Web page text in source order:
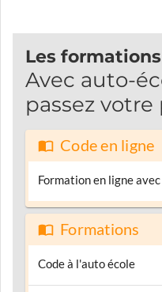
Les formations
Avec auto-
passez
Code en ligne
Formation en ligne
Formations
Code à l'auto école